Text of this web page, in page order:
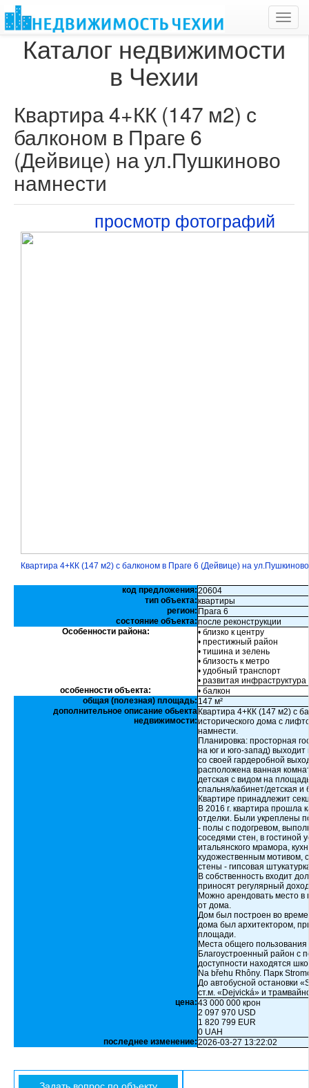
Каталог недвижимости
в Чехии
Квартира 4+КК (147 м2) с
балконом в Праге 6
(Дейвице) на ул.Пушкиново
намнести
просмотр фотографий
Квартира 4+КК (147 м2) с балконом в Праге 6 (Дейвице) на
код предложения:20604
тип объекта:квартиры
регион: Прага 6
состояние объекта:после реконструкции
Особенности района:
• близко к центру
• престижный район
• тишина и зелень
• близость к метро
• удобный транспорт
• развитая инфраструктура
особенности объекта:
• балкон
общая (полезная) площадь: 147 м²
дополнительное описание обьекта
недвижимости:
Квартира 4+КК (147 м2) с
исторического дома с
намнести.
Планировка: просторная
на юг и юго-запад)
со своей гардеробной
расположена ванная
детская с видом на
спальня/кабинет/детская
Квартире принадлежит
В 2016 г. квартира прошла
отделки. Были укреплены
- полы с подогревом,
соседями стен, в гостиной
итальянского мрамора,
художественным мотивом,
стены - гипсовая
В собственность входит
приносят регулярный
Можно арендовать место в
от дома.
Дом был построен во
дома был архитектором,
площади.
Места общего
Благоустроенный район с
доступности находятся
Na břehu Rhôny. Парк
До автобусной остановки
ст.м. «Dejvická» и
цена:43 000 000 крон
2 097 970 USD
1 820 799 EUR
0 UAH
последнее изменение:2026-03-27 13:22:02